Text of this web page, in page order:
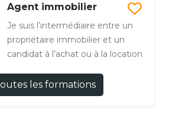
Agent immobilier
Je suis l’intermédiaire entre un
propriétaire immobilier et un
candidat à l’achat ou à la location
les formations